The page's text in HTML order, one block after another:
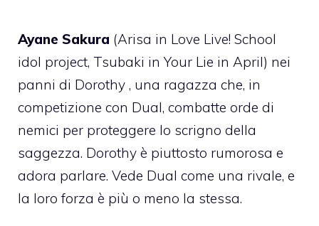
Ayane Sakura (Arisa in Love Live! School
idol project, Tsubaki in Your Lie in April) nei
panni di Dorothy , una ragazza che, in
competizione con Dual, combatte orde di
nemici per proteggere lo scrigno della
saggezza. Dorothy è piuttosto rumorosa e
adora parlare. Vede Dual come una rivale, e
la loro forza è più o meno la stessa.